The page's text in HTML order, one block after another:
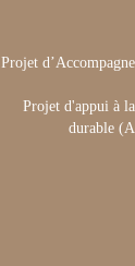
Projet
Projet d'appui à
durable